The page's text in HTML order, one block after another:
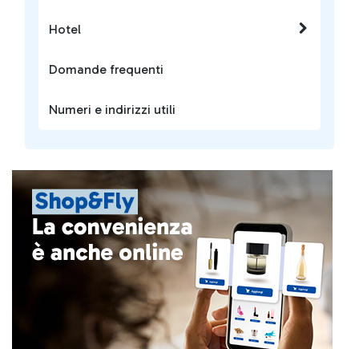
Hotel
Domande frequenti
Numeri e indirizzi utili